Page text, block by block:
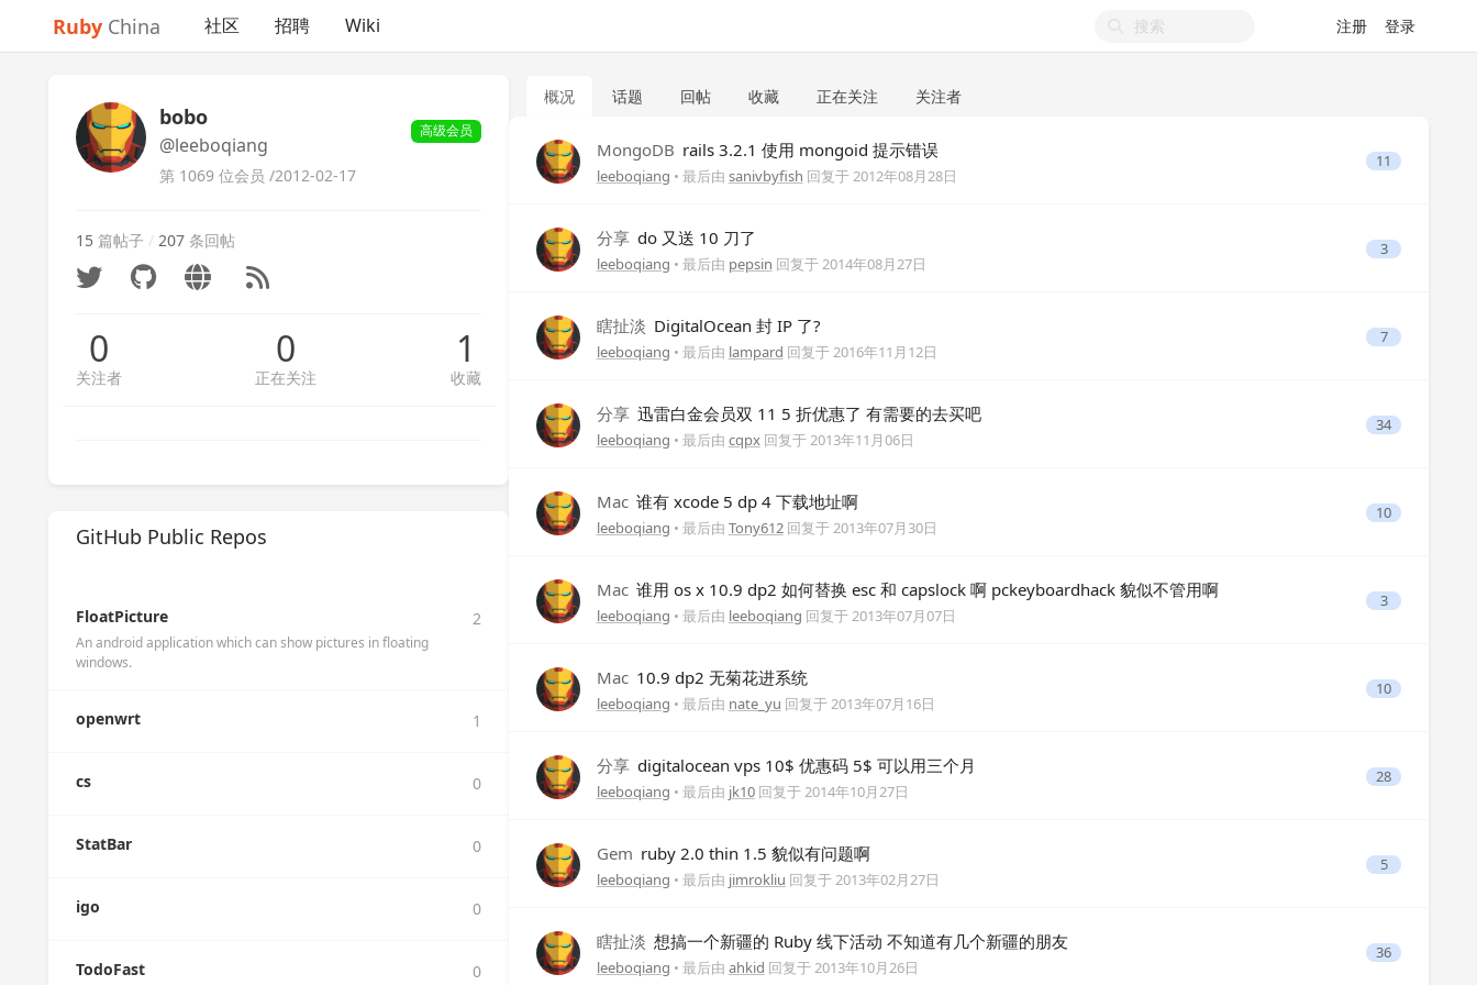
Ruby China 社区 招聘 Wiki 注册 登录
bobo
@leeboqiang
高级会员
第 1069 位会员 /2012-02-17
15 篇帖子 / 207 条回帖
0
关注者
0
正在关注
1
收藏
GitHub Public Repos
FloatPicture 2
An android application which can show pictures in floating
windows.
openwrt 1
cs 0
StatBar 0
igo 0
TodoFast 0
概况 话题 回帖 收藏 正在关注 关注者
MongoDB rails 3.2.1 使用 mongoid 提示错误
leeboqiang • 最后由 sanivbyfish 回复于2012年08月28日
11
分享 do 又送 10 刀了
leeboqiang • 最后由 pepsin 回复于2014年08月27日
3
瞎扯淡 DigitalOcean 封 IP 了?
leeboqiang • 最后由 lampard 回复于2016年11月12日
7
分享 迅雷白金会员双 11 5 折优惠了 有需要的去买吧
leeboqiang • 最后由 cqpx回复于2013年11月06日
34
Mac 谁有 xcode 5 dp 4 下载地址啊
leeboqiang • 最后由 Tony612回复于2013年07月30日
10
Mac 谁用 os x 10.9 dp2 如何替换 esc 和 capslock 啊 pckeyboardhack 貌似不管用啊
leeboqiang • 最后由 leeboqiang 回复于2013年07月07日
3
Mac 10.9 dp2 无菊花进系统
leeboqiang • 最后由 nate_yu 回复于2013年07月16日
10
分享 digitalocean vps 10$ 优惠码 5$ 可以用三个月
leeboqiang • 最后由 jk10回复于2014年10月27日
28
Gem ruby 2.0 thin 1.5 貌似有问题啊
leeboqiang • 最后由 jimrokliu 回复于2013年02月27日
5
瞎扯淡 想搞一个新疆的 Ruby 线下活动 不知道有几个新疆的朋友
leeboqiang • 最后由 ahkid 回复于2013年10月26日
36